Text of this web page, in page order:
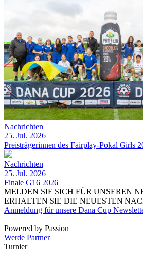
Nachrichten
25. Jul. 2026
Preisträgerinnen des Fairplay-Pokal Girls
Nachrichten
25. Jul. 2026
Finale G16 2026
MELDEN SIE SICH FÜR UNSEREN
ERHALTEN SIE DIE NEUESTEN
Anmeldung für unsere Dana Cup
Powered by Passion
Werde Partner
Turnier